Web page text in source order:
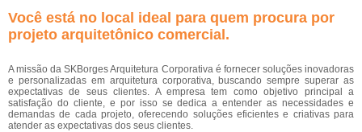
Você está no local ideal para quem procura por
projeto arquitetônico comercial.
A missão da SKBorges Arquitetura Corporativa é fornecer soluções inovadoras
e personalizadas em arquitetura corporativa, buscando sempre superar as
expectativas de seus clientes. A empresa tem como objetivo principal a
satisfação do cliente, e por isso se dedica a entender as necessidades e
demandas de cada projeto, oferecendo soluções eficientes e criativas para
atender as expectativas dos seus clientes.